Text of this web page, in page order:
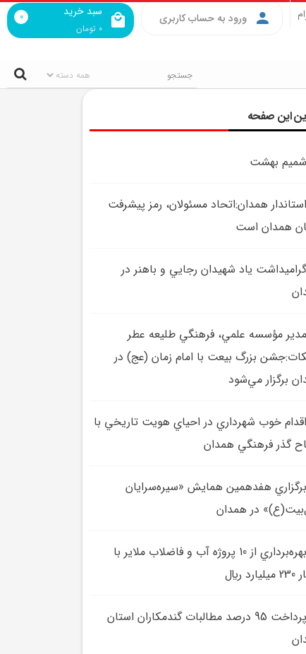
سبد خرید
0 تومان
0 ورود به حساب کاربری
این صفحه
شمیم بهشت
استاندار همدان:اتحاد مسئولان، رمز پيشرفت
همدان است
گراميداشت ياد شهيدان رجايي و باهنر در
مدير مؤسسه علمي، فرهنگي طليعه عطر
بزرگ بيعت با امام زمان (عج) در
برگزار مي‌شود
اقدام خوب شهرداري در احياي هويت تاريخي با
گذر فرهنگي همدان
برگزاري هفدهمين همايش «سيره‌سرايان
در همدان
بهره‌برداري از 10 پروژه آب و فاضلاب ملاير با
پرداخت 95 درصد مطالبات گندمکاران استان